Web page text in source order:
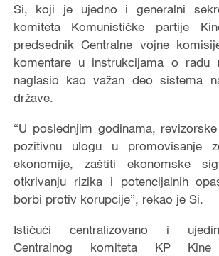
Si, koji je ujedno i generalni
komiteta Komunističke partije
predsednik Centralne vojne
komentare u instrukcijama o radu
naglasio kao važan deo sistema
države.
“U poslednjim godinama,
pozitivnu ulogu u promovisanje
ekonomije, zaštiti ekonomske
otkrivanju rizika i potencijalnih
borbi protiv korupcije”, rekao je Si.
Ističući centralizovano i
Centralnog komiteta KP Kine